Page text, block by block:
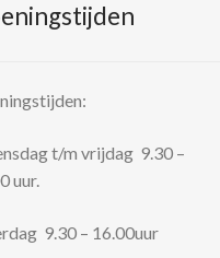
t/m vrijdag 9.30 –
uur.
9.30 – 16.00uur